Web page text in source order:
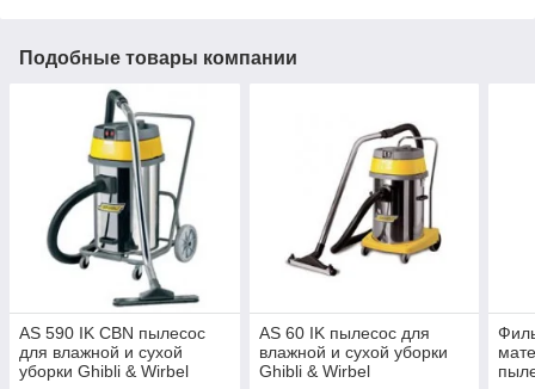
Подобные товары компании
AS 590 IK CBN пылесос
для влажной и сухой
уборки Ghibli & Wirbel
AS 60 IK пылесос для
влажной и сухой уборки
Ghibli & Wirbel